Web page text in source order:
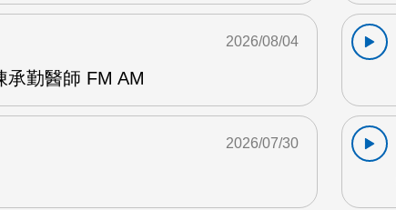
承勤醫師 FM AM
2026/08/04
2026/07/30